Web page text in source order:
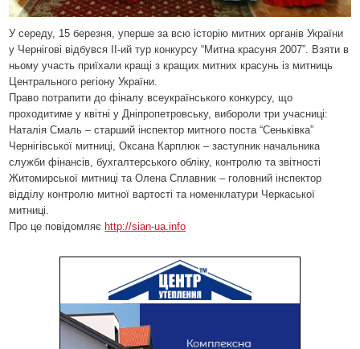
У середу, 15 березня, уперше за всю історію митних органів України
у Чернігові відбувся ІІ-ий тур конкурсу “Митна красуня 2007”. Взяти в
ньому участь приїхали кращі з кращих митних красунь із митниць
Центрального регіону України.
Право потрапити до фіналу всеукраїнського конкурсу, що
проходитиме у квітні у Дніпропетровську, вибороли три учасниці:
Наталія Смаль – старший інспектор митного поста “Сеньківка”
Чернігівської митниці, Оксана Карплюк – заступник начальника
служби фінансів, бухгалтерського обліку, контролю та звітності
Житомирської митниці та Олена Сплавник – головний інспектор
відділу контролю митної вартості та номенклатури Черкаської
митниці.
Про це повідомляє http://sian-ua.info